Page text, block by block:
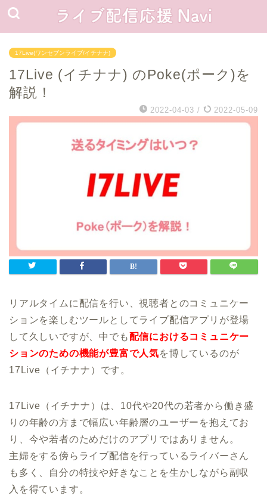
17Live(ワンセブンライブ/イチナナ)
17Live (イチナナ) のPoke(ポーク)を
解説！
2022-04-03 / 2022-05-09
リアルタイムに配信を行い、視聴者とのコミュニケー
ションを楽しむツールとしてライブ配信アプリが登場
して久しいですが、中でも配信におけるコミュニケー
ションのための機能が豊富で人気を博しているのが
17Live（イチナナ）です。
17Live（イチナナ）は、10代や20代の若者から働き盛
りの年齢の方まで幅広い年齢層のユーザーを抱えてお
り、今や若者のためだけのアプリではありません。
主婦をする傍らライブ配信を行っているライバーさん
も多く、自分の特技や好きなことを生かしながら副収
入を得ています。